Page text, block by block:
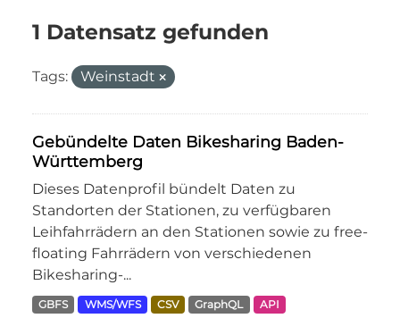
1 Datensatz gefunden
Tags: Weinstadt
Gebündelte Daten Bikesharing Baden-
Württemberg
Dieses Datenprofil bündelt Daten zu
Standorten der Stationen, zu verfügbaren
Leihfahrrädern an den Stationen sowie zu free-
floating Fahrrädern von verschiedenen
Bikesharing-...
GBFS WMS/WFS CSV GraphQL API